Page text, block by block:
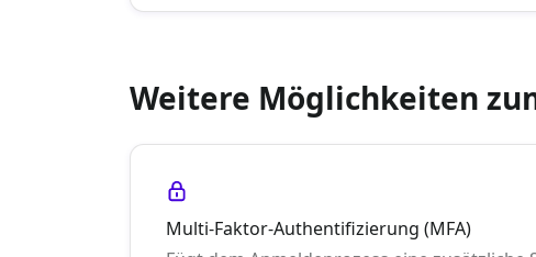
Weitere Möglichkeiten
Multi-Faktor-Authentifizierung (MFA)